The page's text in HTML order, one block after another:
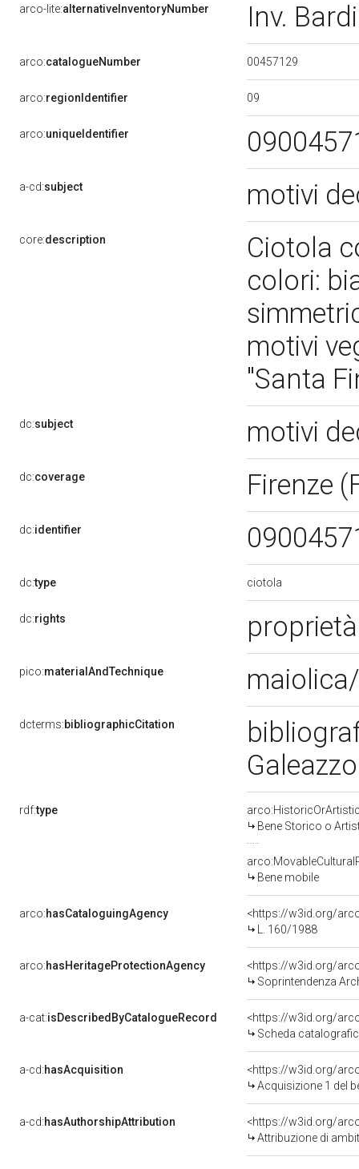
arco-lite:alternativeInventoryNumber Inv.
arco:catalogueNumber 00457129
arco:regionIdentifier 09
arco:uniqueIdentifier
a-cd:subject motivi
core:description
Ciotola
colori:
motivi
"Santa
dc:subject motivi
dc:coverage Firenze
dc:identifier
dc:type ciotola
dc:rights
pico:materialAndTechnique
dcterms:bibliographicCitation
rdf:type
Bene Storico o
Bene mobile
arco:hasCataloguingAgency
<https://w3id.org/
L. 160/1988
arco:hasHeritageProtectionAgency
<https://w3id.org/
Soprintendenza
a-cat:isDescribedByCatalogueRecord
<https://w3id.org/
Scheda
a-cd:hasAcquisition
<https://w3id.org/
Acquisizione 1 del
a-cd:hasAuthorshipAttribution
<https://w3id.org/
Attribuzione di